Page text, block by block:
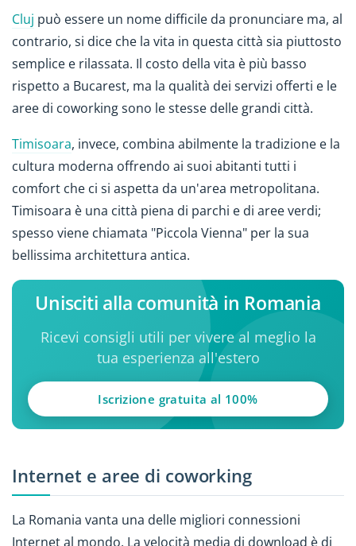
Cluj può essere un nome difficile da pronunciare ma, al
contrario, si dice che la vita in questa città sia piuttosto
semplice e rilassata. Il costo della vita è più basso
rispetto a Bucarest, ma la qualità dei servizi offerti e le
aree di coworking sono le stesse delle grandi città.
Timisoara, invece, combina abilmente la tradizione e la
cultura moderna offrendo ai suoi abitanti tutti i
comfort che ci si aspetta da un'area metropolitana.
Timisoara è una città piena di parchi e di aree verdi;
spesso viene chiamata "Piccola Vienna" per la sua
bellissima architettura antica.
Unisciti alla comunità in Romania
Ricevi consigli utili per vivere al meglio la
tua esperienza all'estero
Iscrizione gratuita al 100%
Internet e aree di coworking
La Romania vanta una delle migliori connessioni
Internet al mondo. La velocità media di download è di